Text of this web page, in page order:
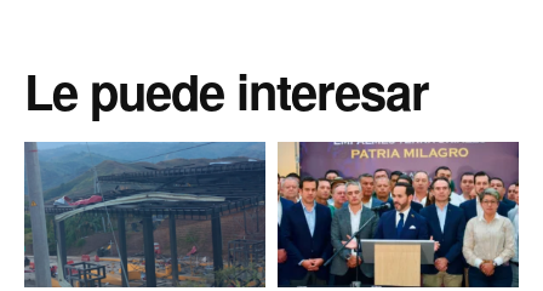
Le puede interesar